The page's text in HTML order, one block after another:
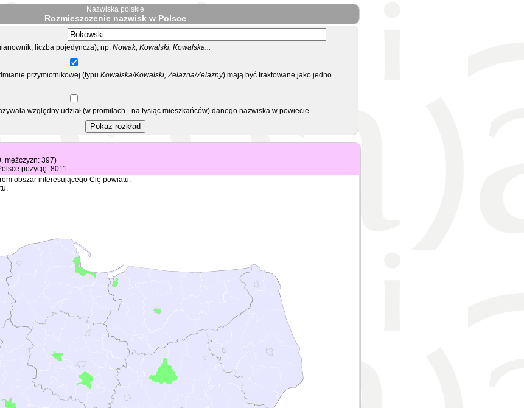
Nazwiska polskie
Rozmieszczenie nazwisk w Polsce
liczba pojedyncza), np. Nowak, Kowalski, Kowalska...
przymiotnikowej (typu Kowalska/Kowalski, Żelazna/Żelazny) mają być traktowane jako jedno
względny udział (w promilach - na tysiąc mieszkańców) danego nazwiska w powiecie.
mężczyzn: 397)
pozycję: 8011.
obszar interesującego Cię powiatu.